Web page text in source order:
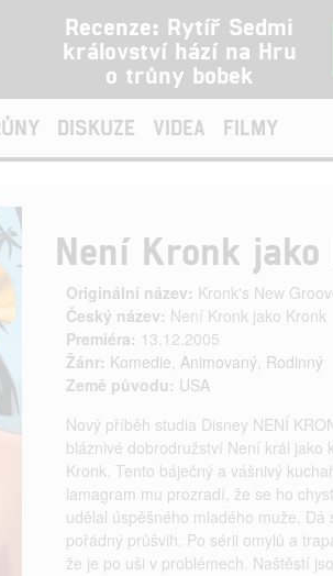
Recenze: Rytíř Sedmi
království hází na Hru
o trůny bobek
DISKUZE VIDEA FILMY
Není Kronk jako
Originální název: Kronk's New
Český název: Není Kronk jako Kronk
Premiéra: 13.12.2005
Žánr: Komedie, Animovaný, Rodinný
Země původu: USA
Nový příběh studia Disney NENÍ
bláznivé dobrodružství Není král
Kronk. Tento báječný a vášnivý
lamagram mu prozradí, že se ho
udělal úspěšného mladého muže.
pořádný průšvih. Po sérii omylů a
že je po uši v problémech. Naštěstí